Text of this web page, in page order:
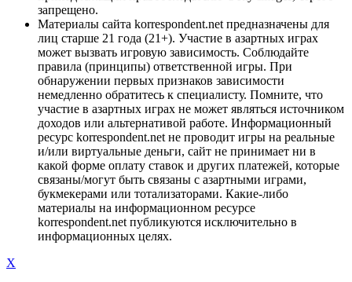
запрещено.
Материалы сайта korrespondent.net предназначены для
лиц старше 21 года (21+). Участие в азартных играх
может вызвать игровую зависимость. Соблюдайте
правила (принципы) ответственной игры. При
обнаружении первых признаков зависимости
немедленно обратитесь к специалисту. Помните, что
участие в азартных играх не может являться источником
доходов или альтернативой работе. Информационный
ресурс korrespondent.net не проводит игры на реальные
и/или виртуальные деньги, сайт не принимает ни в
какой форме оплату ставок и других платежей, которые
связаны/могут быть связаны с азартными играми,
букмекерами или тотализаторами. Какие-либо
материалы на информационном ресурсе
korrespondent.net публикуются исключительно в
информационных целях.
X